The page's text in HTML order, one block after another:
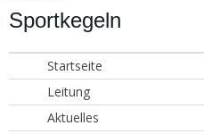
Sportkegeln
Startseite
Leitung
Aktuelles